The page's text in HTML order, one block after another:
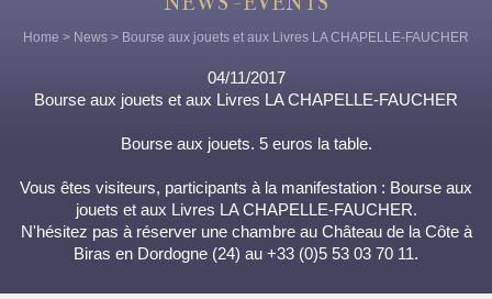
Home > News > Bourse aux jouets et aux Livres LA CHAPELLE-FAUCHER
04/11/2017
Bourse aux jouets et aux Livres LA CHAPELLE-FAUCHER
Bourse aux jouets. 5 euros la table.
Vous êtes visiteurs, participants à la manifestation : Bourse aux
jouets et aux Livres LA CHAPELLE-FAUCHER.
N'hésitez pas à réserver une chambre au Château de la Côte à
Biras en Dordogne (24) au +33 (0)5 53 03 70 11.